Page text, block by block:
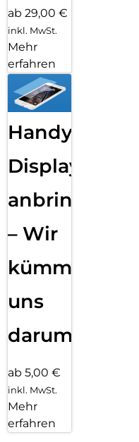
ab 29,00 €
inkl. MwSt.
Mehr
erfahren
Handy
Displayfolie
anbringen
– Wir
kümmern
uns
darum!
ab 5,00 €
inkl. MwSt.
Mehr
erfahren